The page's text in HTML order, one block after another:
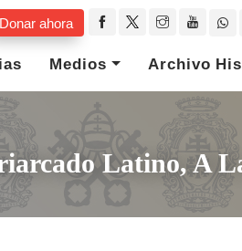
Donar ahora
Medios Archivo
Latino, A